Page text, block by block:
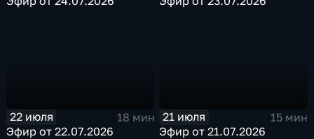
22 июля
18 мин
Эфир от 22.07.2026
21 июля
15 мин
Эфир от 21.07.2026